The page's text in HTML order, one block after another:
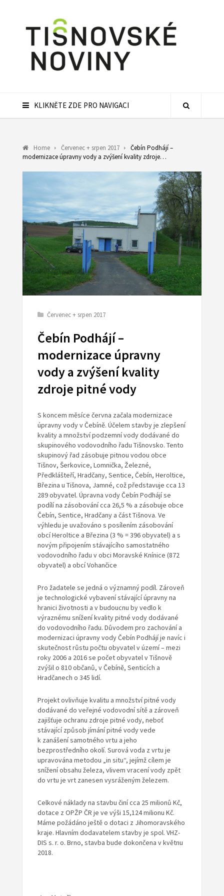
KLIKNĚTE ZDE PRO NAVIGACI
Home Červenec + srpen 2017
Čebín Podhájí –
modernizace úpravny vody a zvýšení kvality zdroje…
Červenec + srpen 2017
Čebín Podhájí –
modernizace úpravny
vody a zvýšení kvality
zdroje pitné vody
S koncem měsíce června začala modernizace
úpravny vody v Čebíně. Účelem stavby je zlepšení
kvality a množství podzemní vody dodávané do
skupinového vodovodního řadu Tišnovsko. Tento
skupinový řad zásobuje pitnou vodou obce
Tišnov, Šerkovice, Lomnička, Železné,
Předklášteří, Hradčany, Sentice, Čebín, Heroltice,
Březina u Tišnova, Jamné, což představuje cca 13
289 obyvatel. Úpravna vody Čebín Podhájí se
podílí na zásobování cca 26,5 % a zásobuje obce
Čebín, Sentice, Hradčany a část Tišnova. Ve
výhledu je uvažováno s posílením zásobování
obcí Heroltice a Březina (3 % = 396 obyvatel) a s
novým připojením stávajícího samostatného
vodovodního řadu v obci Moravské Knínice (872
obyvatel) a obcí Vohančice
Pro žadatele se jedná o významný podíl. Zároveň
je technologické vybavení stávající úpravny na
hranici životnosti a v budoucnu by vedlo k
výraznému snížení kvality pitné vody dodávané
do vodovodního řadu. Důvodem pro zachování a
modernizaci úpravny vody Čebín Podhájí je navíc i
skutečnost růstu počtu obyvatel v území – mezi
roky 2006 a 2016 se počet obyvatel v Tišnově
zvýšil o 810 občanů, v Čebíně, Senticích a
Hradčanech o 345 lidí.
Projekt ovlivňuje kvalitu a množství pitné vody
dodávané do veřejné vodovodní sítě a zároveň
zajišťuje ochranu zdroje pitné vody, neboť
stávající způsob jímání pitné vody vede
k zanášení samotného vrtu a jeho
bezprostředního okolí. Surová voda z vrtu je
upravována metodou „in situ“, jejímž cílem je
snížení obsahu železa, vlivem vracení vody zpět
do vrtu je vrt zanesen vysráženým železem.
Celkové náklady na stavbu činí cca 25 milionů Kč,
dotace z OPŽP ČR je ve výši 15,124 milionu Kč.
Máme požádáno ještě o dotaci z Jihomoravského
kraje. Hlavním dodavatelem stavby je spol. VHZ-
DIS s. r. o. Brno, stavba bude dokončena v květnu
2018.